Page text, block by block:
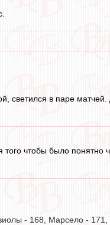
светился в паре
чтобы было понятно
- 168, Марсело - 171,